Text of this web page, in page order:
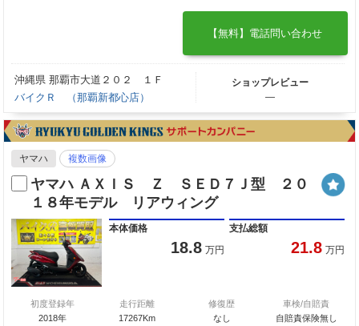
【無料】電話問い合わせ
沖縄県 那覇市大道２０２ １Ｆ
バイクＲ （那覇新都心店）
ショップレビュー
―
ヤマハ 複数画像
ヤマハ ＡＸＩＳ Ｚ ＳＥＤ７Ｊ型 ２０
１８年モデル リアウィング
本体価格
18.8 万円
支払総額
21.8 万円
初度登録年
2018年
走行距離
17267Km
修復歴
なし
車検/自賠責
自賠責保険無し